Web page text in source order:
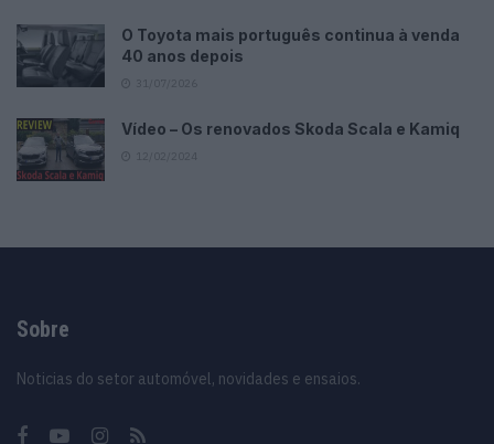
O Toyota mais português continua à venda
40 anos depois
Vídeo – Os renovados Skoda Scala e Kamiq
Sobre
Noticias do setor automóvel, novidades e ensaios.